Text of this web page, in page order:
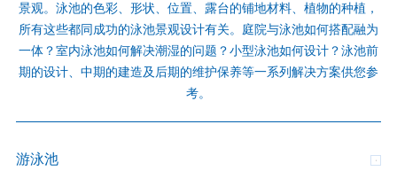
景观。泳池的色彩、形状、位置、露台的铺地材料、植物的种植，
所有这些都同成功的泳池景观设计有关。庭院与泳池如何搭配融为
一体？室内泳池如何解决潮湿的问题？小型泳池如何设计？泳池前
期的设计、中期的建造及后期的维护保养等一系列解决方案供您参
考。
游泳池